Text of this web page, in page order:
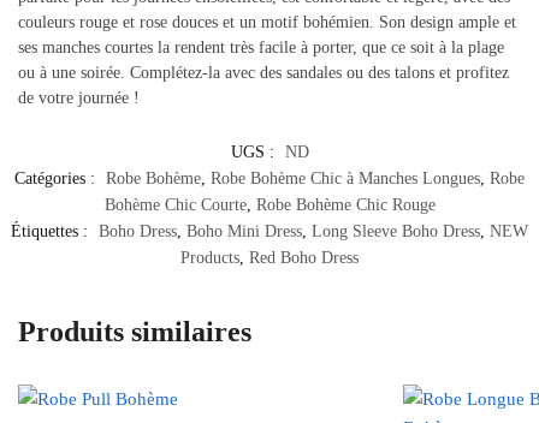
couleurs rouge et rose douces et un motif bohémien. Son design ample et
ses manches courtes la rendent très facile à porter, que ce soit à la plage
ou à une soirée. Complétez-la avec des sandales ou des talons et profitez
de votre journée !
UGS :
ND
Catégories :
Robe Bohème, Robe Bohème Chic à Manches Longues, Robe
Bohème Chic Courte, Robe Bohème Chic Rouge
Étiquettes :
Boho Dress, Boho Mini Dress, Long Sleeve Boho Dress, NEW
Products, Red Boho Dress
Produits similaires